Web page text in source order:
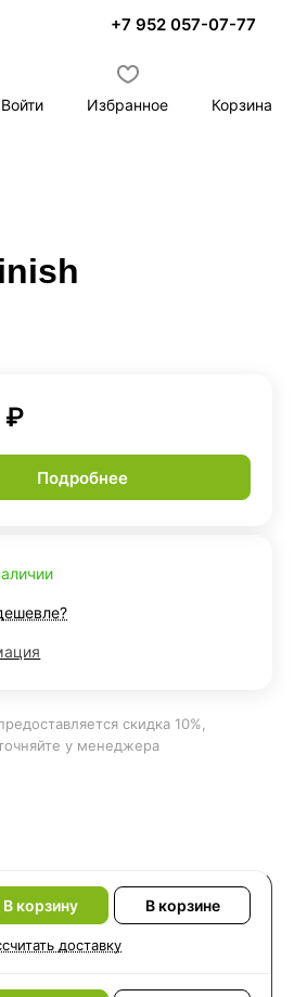
+7 952 057-07-77
Войти
Избранное Корзина
₽
Подробнее
скидка 10%,
у менеджера
В корзину В корзине
доставку